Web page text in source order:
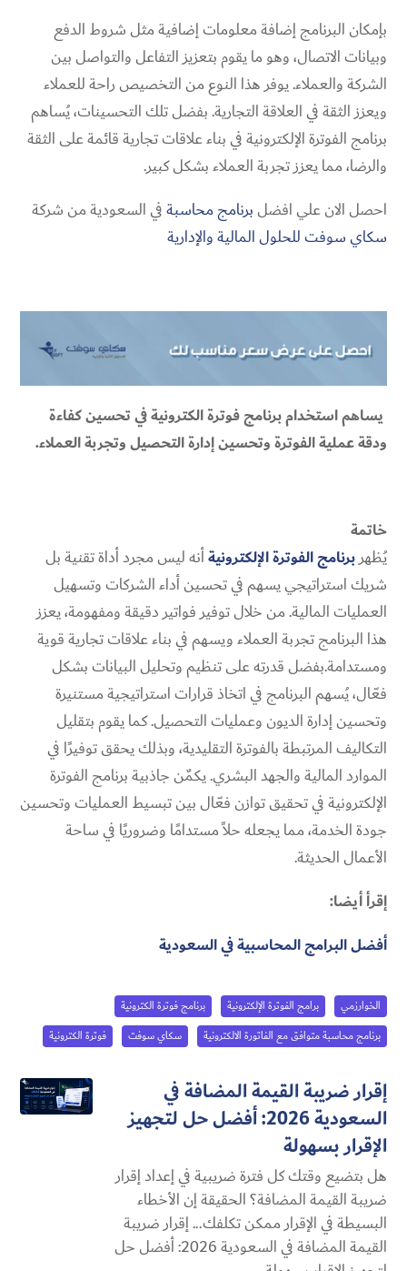
بإمكان البرنامج إضافة معلومات إضافية مثل شروط الدفع
وبيانات الاتصال، وهو ما يقوم بتعزيز التفاعل والتواصل بين
الشركة والعملاء. يوفر هذا النوع من التخصيص راحة للعملاء
ويعزز الثقة في العلاقة التجارية. بفضل تلك التحسينات، يُساهم
برنامج الفوترة الإلكترونية في بناء علاقات تجارية قائمة على الثقة
والرضا، مما يعزز تجربة العملاء بشكل كبير.
احصل الان علي افضلبرنامج محاسبةفي السعودية من شركة
سكاي سوفت للحلول المالية والإدارية
يساهم استخدام برنامج فوترة الكترونية في تحسين كفاءة
ودقة عملية الفوترة وتحسين إدارة التحصيل وتجربة العملاء.
خاتمة
يُظهربرنامج الفوترة الإلكترونيةأنه ليس مجرد أداة تقنية بل
شريك استراتيجي يسهم في تحسين أداء الشركات وتسهيل
العمليات المالية. من خلال توفير فواتير دقيقة ومفهومة، يعزز
هذا البرنامج تجربة العملاء ويسهم في بناء علاقات تجارية قوية
ومستدامة.بفضل قدرته على تنظيم وتحليل البيانات بشكل
فعّال، يُسهم البرنامج في اتخاذ قرارات استراتيجية مستنيرة
وتحسين إدارة الديون وعمليات التحصيل. كما يقوم بتقليل
التكاليف المرتبطة بالفوترة التقليدية، وبذلك يحقق توفيرًا في
الموارد المالية والجهد البشري. يكمٌن جاذبية برنامج الفوترة
الإلكترونية في تحقيق توازن فعّال بين تبسيط العمليات وتحسين
جودة الخدمة، مما يجعله حلاً مستدامًا وضروريًا في ساحة
الأعمال الحديثة.
إقرأ أيضا:
أفضل البرامج المحاسبية في السعودية
الخوارزمي برامج الفوترة الإلكترونية
برنامج فوترة الكترونية
برنامج محاسبة متوافق مع الفاتورة الالكترونية
سكاي سوفت فوترة الكترونية
إقرار ضريبة القيمة المضافة في
السعودية 2026: أفضل حل لتجهيز
الإقرار بسهولة
هل بتضيع وقتك كل فترة ضريبية في إعداد إقرار
ضريبة القيمة المضافة؟ الحقيقة إن الأخطاء
البسيطة في الإقرار ممكن تكلفك... إقرار ضريبة
القيمة المضافة في السعودية 2026: أفضل حل